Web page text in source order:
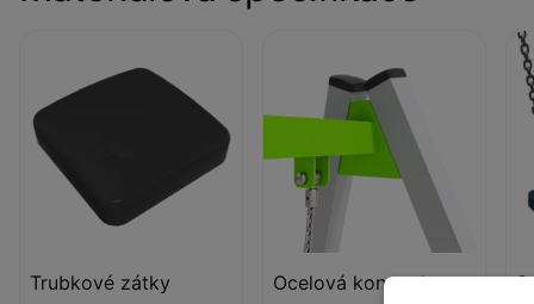
Trubkové zátky Ocelová konstrukce